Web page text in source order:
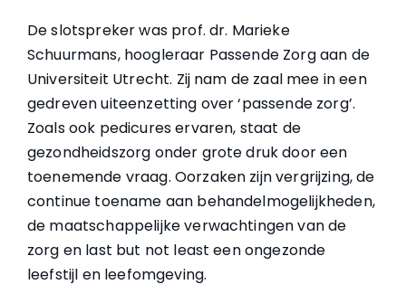
De slotspreker was prof. dr. Marieke
Schuurmans, hoogleraar Passende Zorg aan de
Universiteit Utrecht. Zij nam de zaal mee in een
gedreven uiteenzetting over ‘passende zorg’.
Zoals ook pedicures ervaren, staat de
gezondheidszorg onder grote druk door een
toenemende vraag. Oorzaken zijn vergrijzing, de
continue toename aan behandelmogelijkheden,
de maatschappelijke verwachtingen van de
zorg en last but not least een ongezonde
leefstijl en leefomgeving.